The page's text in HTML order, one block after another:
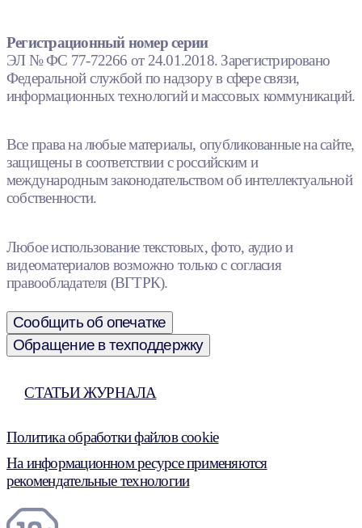
Регистрационный номер серии
ЭЛ № ФС 77-72266 от 24.01.2018. Зарегистрировано
Федеральной службой по надзору в сфере связи,
информационных технологий и массовых коммуникаций.
Все права на любые материалы, опубликованные на сайте,
защищены в соответствии с российским и
международным законодательством об интеллектуальной
собственности.
Любое использование текстовых, фото, аудио и
видеоматериалов возможно только с согласия
правообладателя (ВГТРК).
Сообщить об опечатке
Обращение в техподдержку
СТАТЬИ ЖУРНАЛА
Политика обработки файлов cookie
На информационном ресурсе применяются
рекомендательные технологии